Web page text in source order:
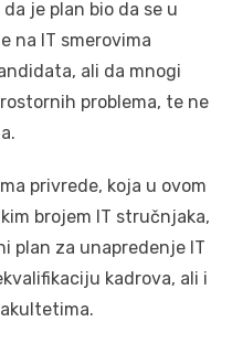
je plan bio da se u
na IT smerovima
ali da mnogi
problema, te ne
privrede, koja u ovom
brojem IT stručnjaka,
plan za unapredenje IT
kadrova, ali i